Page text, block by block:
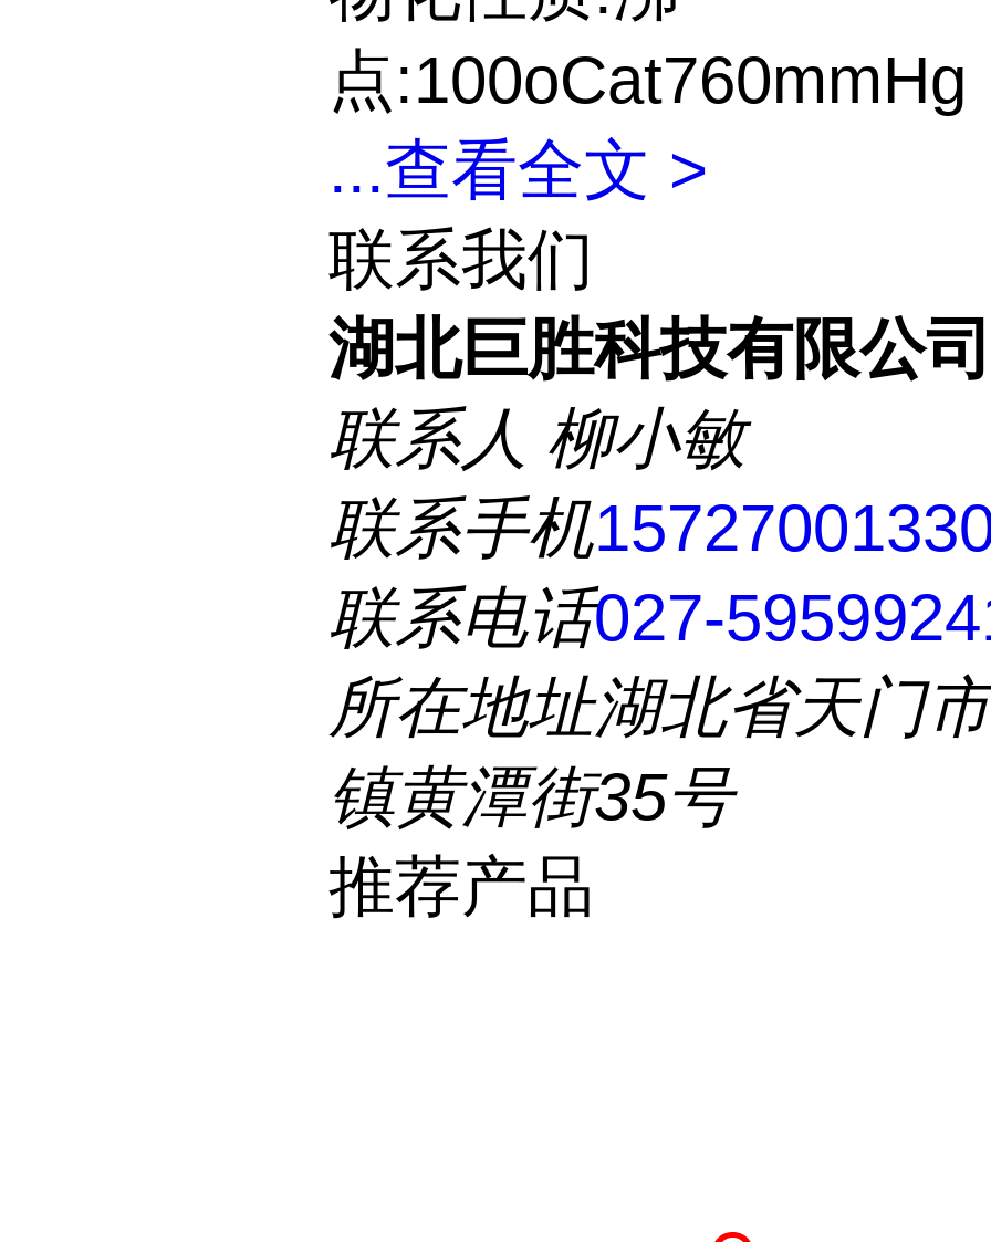
点:100oCat760mmHg
...查看全文 >
联系我们
湖北巨胜科技有限公司
联系人 柳小敏
联系手机
联系电话027-
所在地址湖北省天门
镇黄潭街35号
推荐产品